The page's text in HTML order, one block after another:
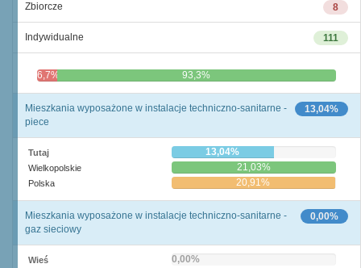
8
Zbiorcze
111
Indywidualne
6,7% 93,3%
13,04%
Mieszkania wyposażone w instalacje techniczno-sanitarne -
piece
Tutaj 13,04%
Wielkopolskie 21,03%
Polska 20,91%
0,00%
Mieszkania wyposażone w instalacje techniczno-sanitarne -
gaz sieciowy
Wieś 0,00%